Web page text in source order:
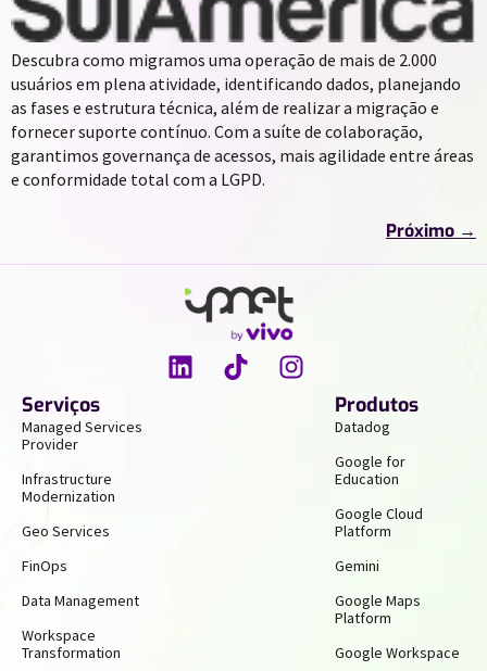
Descubra como migramos uma operação de mais de 2.000
usuários em plena atividade, identificando dados, planejando
as fases e estrutura técnica, além de realizar a migração e
fornecer suporte contínuo. Com a suíte de colaboração,
garantimos governança de acessos, mais agilidade entre áreas
e conformidade total com a LGPD.
Próximo →
Serviços
Managed Services
Provider
Infrastructure
Modernization
Geo Services
FinOps
Data Management
Workspace
Transformation
Produtos
Datadog
Google for
Education
Google Cloud
Platform
Gemini
Google Maps
Platform
Google Workspace